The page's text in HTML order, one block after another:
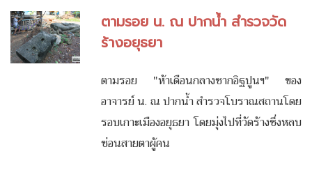
ตามรอย น. ณ ปากน้ำ สำรวจวัด
ร้างอยุธยา
ตามรอย "ห้าเดือนกลางซากอิฐปูนฯ" ของ
อาจารย์ น. ณ ปากน้ำ สำรวจโบราณสถานโดย
รอบเกาะเมืองอยุธยา โดยมุ่งไปที่วัดร้างซึ่งหลบ
ซ่อนสายตาผู้คน